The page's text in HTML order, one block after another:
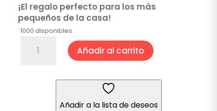
¡El regalo perfecto para los más
pequeños de la casa!
1000 disponibles
Sorpresa
Añadir al carrito
Añadir a la lista de deseos